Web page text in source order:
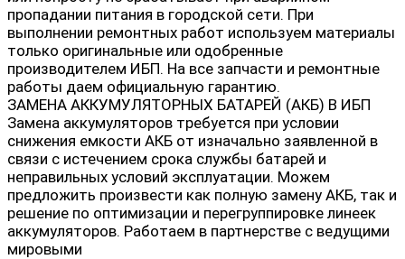
пропадании питания в городской сети. При
выполнении ремонтных работ используем материалы
только оригинальные или одобренные
производителем ИБП. На все запчасти и ремонтные
работы даем официальную гарантию.
ЗАМЕНА АККУМУЛЯТОРНЫХ БАТАРЕЙ (АКБ) В ИБП
Замена аккумуляторов требуется при условии
снижения емкости АКБ от изначально заявленной в
связи с истечением срока службы батарей и
неправильных условий эксплуатации. Можем
предложить произвести как полную замену АКБ, так и
решение по оптимизации и перегруппировке линеек
аккумуляторов. Работаем в партнерстве с ведущими
мировыми